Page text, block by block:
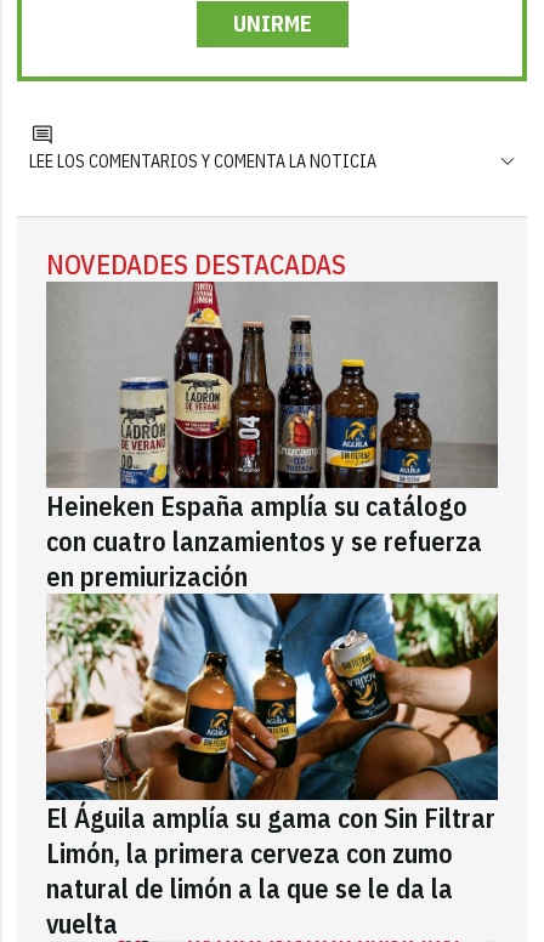
UNIRME
LEE LOS COMENTARIOS Y COMENTA LA NOTICIA
NOVEDADES DESTACADAS
Heineken España amplía su catálogo
con cuatro lanzamientos y se refuerza
en premiurización
El Águila amplía su gama con Sin Filtrar
Limón, la primera cerveza con zumo
natural de limón a la que se le da la
vuelta